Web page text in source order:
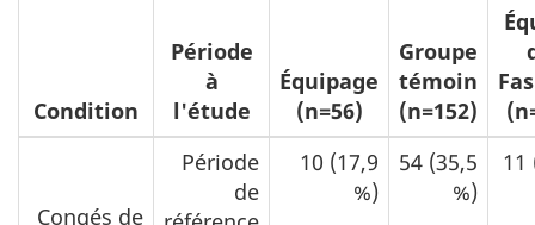
Condition
Période
à
l'étude
Équipage
(n=56)
Groupe
témoin
(n=152)
Congés de
Période
de
10 (17,9
%)
54 (35,5
%)
11